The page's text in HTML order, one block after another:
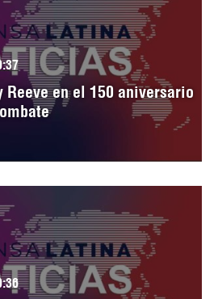
Reeve en el 150 aniversario